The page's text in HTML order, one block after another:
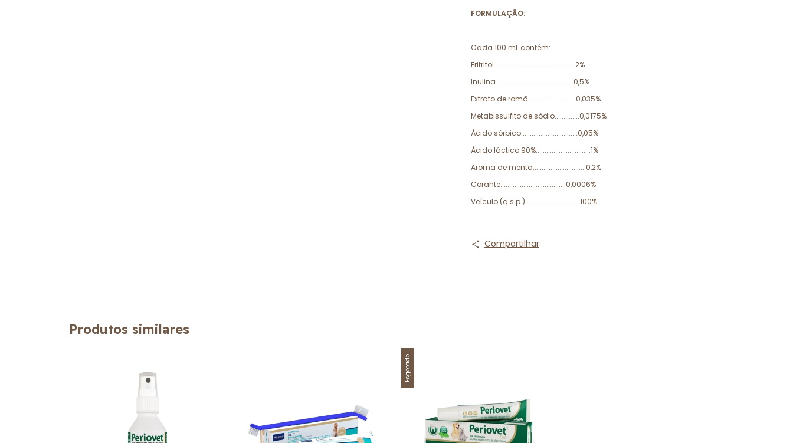
FORMULAÇÃO:
Cada 100 mL contém:
Eritritol..............................................2%
Inulina............................................0,5%
Extrato de romã...........................0,035%
Metabissulfito de sódio..............0,0175%
Ácido sórbico................................0,05%
Ácido láctico 90%...............................1%
Aroma de menta..............................0,2%
Corante.....................................0,0006%
Veículo (q.s.p.)...............................100%
Compartilhar
Produtos similares
Esgotado